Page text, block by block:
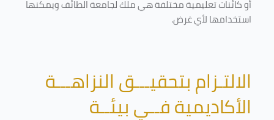
أو كائنات تعليمية مختلفة هي ملك لجامعة الطائف ويمكنها
استخدامها لأي غرض.
الالتـزام بتحقيـــق النزاهـــة
الأكاديمية فــي بيئــة